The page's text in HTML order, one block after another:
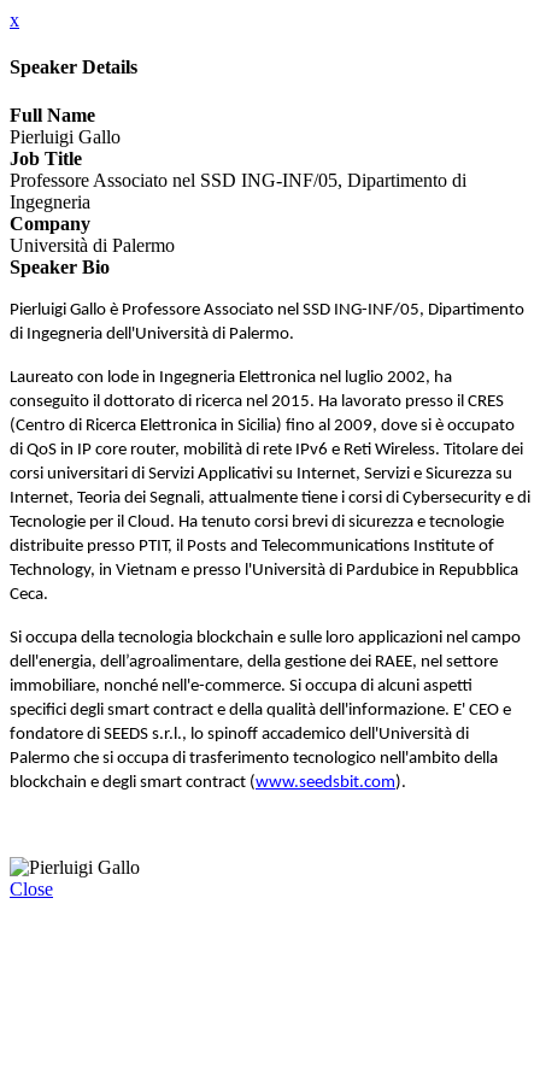
x
Speaker Details
Full Name
Pierluigi Gallo
Job Title
Professore Associato nel SSD ING-INF/05, Dipartimento di
Ingegneria
Company
Università di Palermo
Speaker Bio
Pierluigi Gallo è Professore Associato nel SSD ING-INF/05, Dipartimento
di Ingegneria dell'Università di Palermo.
Laureato con lode in Ingegneria Elettronica nel luglio 2002, ha
conseguito il dottorato di ricerca nel 2015. Ha lavorato presso il CRES
(Centro di Ricerca Elettronica in Sicilia) fino al 2009, dove si è occupato
di QoS in IP core router, mobilità di rete IPv6 e Reti Wireless. Titolare dei
corsi universitari di Servizi Applicativi su Internet, Servizi e Sicurezza su
Internet, Teoria dei Segnali, attualmente tiene i corsi di Cybersecurity e di
Tecnologie per il Cloud. Ha tenuto corsi brevi di sicurezza e tecnologie
distribuite presso PTIT, il Posts and Telecommunications Institute of
Technology, in Vietnam e presso l'Università di Pardubice in Repubblica
Ceca.
Si occupa della tecnologia blockchain e sulle loro applicazioni nel campo
dell'energia, dell’agroalimentare, della gestione dei RAEE, nel settore
immobiliare, nonché nell'e-commerce. Si occupa di alcuni aspetti
specifici degli smart contract e della qualità dell'informazione. E' CEO e
fondatore di SEEDS s.r.l., lo spinoff accademico dell'Università di
Palermo che si occupa di trasferimento tecnologico nell'ambito della
blockchain e degli smart contract (www.seedsbit.com).
Close